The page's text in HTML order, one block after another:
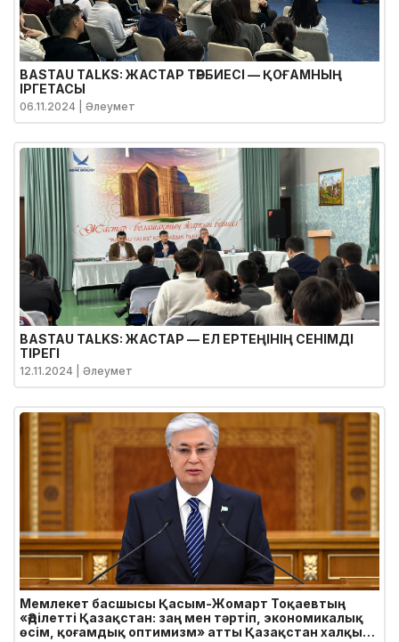
BASTAU TALKS: ЖАСТАР ТӘРБИЕСІ — ҚОҒАМНЫҢ
ІРГЕТАСЫ
06.11.2024 | Әлеумет
BASTAU TALKS: ЖАСТАР — ЕЛ ЕРТЕҢІНІҢ СЕНІМДІ
ТІРЕГІ
12.11.2024 | Әлеумет
Мемлекет басшысы Қасым-Жомарт Тоқаевтың
«Әділетті Қазақстан: заң мен тәртіп, экономикалық
өсім, қоғамдық оптимизм» атты Қазақстан халқына